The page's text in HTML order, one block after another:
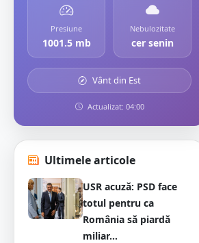
Presiune
1001.5 mb
Nebulozitate
cer senin
Vânt din Est
Actualizat: 04:00
Ultimele articole
USR acuză: PSD face
totul pentru ca
România să piardă
miliar...